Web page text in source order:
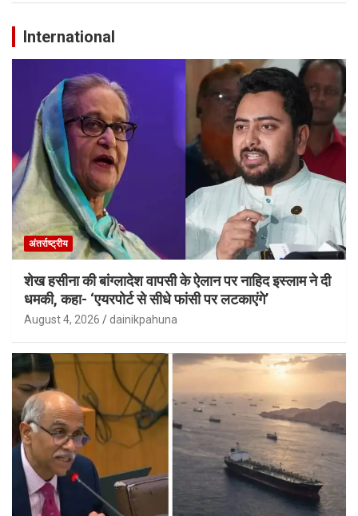
International
अंतर्राष्ट्रीय
शेख हसीना की बांग्लादेश वापसी के ऐलान पर नाहिद इस्लाम ने दी
धमकी, कहा- ‘एयरपोर्ट से सीधे फांसी पर लटकाएंगे’
August 4, 2026 dainikpahuna